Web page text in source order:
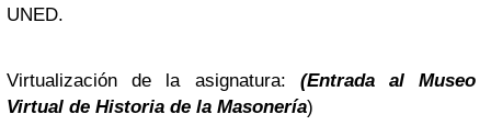
UNED.
Virtualización de la asignatura: (Entrada al Museo
Virtual de Historia de la Masonería)